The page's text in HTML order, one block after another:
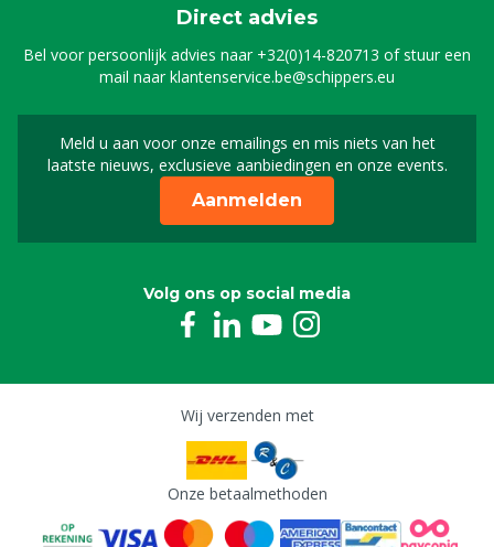
Direct advies
Bel voor persoonlijk advies naar +32(0)14-820713 of stuur een
mail naarklantenservice.be@schippers.eu
Meld u aan voor onze emailings en mis niets van het
laatste nieuws, exclusieve aanbiedingen en onze events.
Meld u aan voor onze
Aanmelden
Volg ons op social media
Wij verzenden met
Onze betaalmethoden